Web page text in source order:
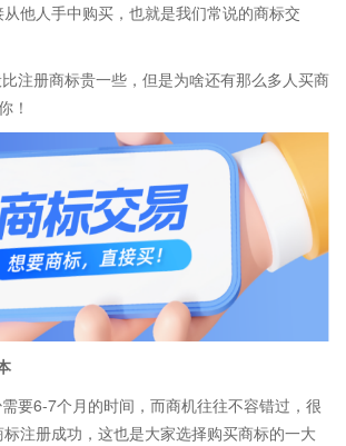
他人手中购买，也就是我们常说的商标交
注册商标贵一些，但是为啥还有那么多人买商
！
要6-7个月的时间，而商机往往不容错过，很
注册成功，这也是大家选择购买商标的一大